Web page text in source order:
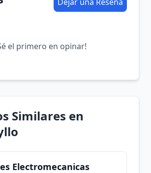
el primero en opinar!
Similares en
Electromecanicas